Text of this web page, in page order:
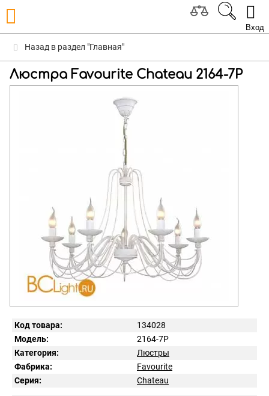
Вход
Назад в раздел "Главная"
Люстра Favourite Chateau 2164-7P
Код товара:
134028
Модель:
2164-7P
Категория:
Люстры
Фабрика:
Favourite
Серия:
Chateau